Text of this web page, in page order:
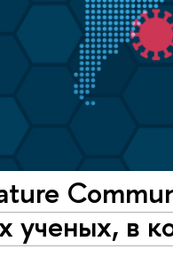
ученых, в